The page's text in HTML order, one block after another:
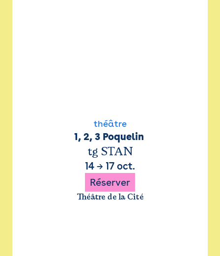
théâtre
1, 2, 3 Poquelin
tg STAN
14 → 17 oct.
Réserver
Théâtre de la Cité